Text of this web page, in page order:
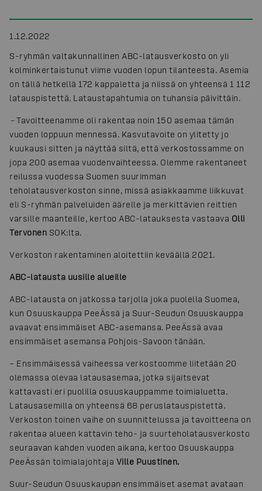
1.12.2022
S-ryhmän valtakunnallinen ABC-latausverkosto on yli
kolminkertaistunut viime vuoden lopun tilanteesta. Asemia
on tällä hetkellä 172 kappaletta ja niissä on yhteensä 1 112
latauspistettä. Lataustapahtumia on tuhansia päivittäin.
– Tavoitteenamme oli rakentaa noin 150 asemaa tämän
vuoden loppuun mennessä. Kasvutavoite on ylitetty jo
kuukausi sitten ja näyttää siltä, että verkostossamme on
jopa 200 asemaa vuodenvaihteessa. Olemme rakentaneet
reilussa vuodessa Suomen suurimman
teholatausverkoston sinne, missä asiakkaamme liikkuvat
eli S-ryhmän palveluiden äärelle ja merkittävien reittien
varsille maanteille, kertoo ABC-latauksesta vastaava Olli
Tervonen SOK:lta.
Verkoston rakentaminen aloitettiin keväällä 2021.
ABC-latausta uusille alueille
ABC-latausta on jatkossa tarjolla joka puolella Suomea,
kun Osuuskauppa PeeÄssä ja Suur-Seudun Osuuskauppa
avaavat ensimmäiset ABC-asemansa. PeeÄssä avaa
ensimmäiset asemansa Pohjois-Savoon tänään.
– Ensimmäisessä vaiheessa verkostoomme liitetään 20
olemassa olevaa latausasemaa, jotka sijaitsevat
kattavasti eri puolilla osuuskauppamme toimialuetta.
Latausasemilla on yhteensä 68 peruslatauspistettä.
Verkoston toinen vaihe on suunnittelussa ja tavoitteena on
rakentaa alueen kattavin teho- ja suurteholatausverkosto
seuraavan kahden vuoden aikana, kertoo Osuuskauppa
PeeÄssän toimialajohtaja Ville Puustinen.
Suur-Seudun Osuuskaupan ensimmäiset asemat avataan